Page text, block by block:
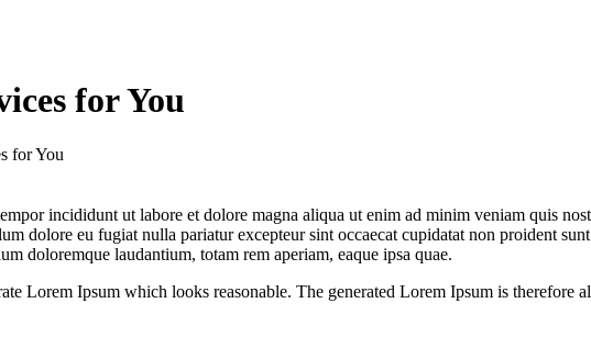
for You
for You
incididunt ut labore et dolore magna aliqua ut enim ad minim veniam quis
dolore eu fugiat nulla pariatur excepteur sint occaecat cupidatat non proident
doloremque laudantium, totam rem aperiam, eaque ipsa quae.
Lorem Ipsum which looks reasonable. The generated Lorem Ipsum is therefore